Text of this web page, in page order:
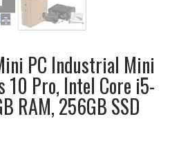
PC Industrial Mini
10 Pro, Intel Core i5-
RAM, 256GB SSD